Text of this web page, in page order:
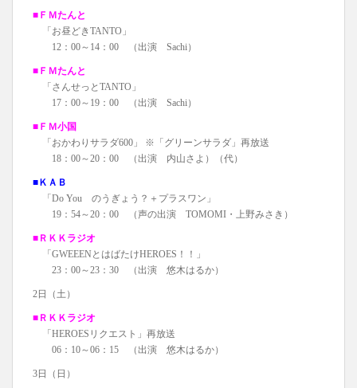
■ＦＭたんと
「お昼どきTANTO」
12：00～14：00 （出演 Sachi）
■ＦＭたんと
「さんせっとTANTO」
17：00～19：00 （出演 Sachi）
■ＦＭ小国
「おかわりサラダ600」 ※「グリーンサラダ」再放送
18：00～20：00 （出演 内山さよ）（代）
■ＫＡＢ
「Do You のうぎょう？＋プラスワン」
19：54～20：00 （声の出演 TOMOMI・上野みさき）
■ＲＫＫラジオ
「GWEEENとはばたけHEROES！！」
23：00～23：30 （出演 悠木はるか）
2日（土）
■ＲＫＫラジオ
「HEROESリクエスト」再放送
06：10～06：15 （出演 悠木はるか）
3日（日）